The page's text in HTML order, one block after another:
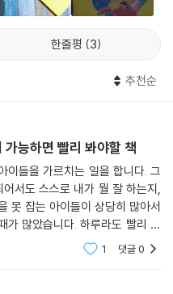
드 검사, 다중지능 검사, 가치
다양한 검사를 통해서 진로 목표
며 자신만의 특성을 이해하도록
갖게 해줍니다.
이음북』은 현재 진로·진학·학
학부모를 위한 강연과 저술, 컨
보배, 장광원, 진은혜 총 5명의
한줄평 3
추천순
능하면 빨리 봐야할 책
이들을 가르치는 일을 합니다. 그
서도 스스로 내가 뭘 잘 하는지,
못 잡는 아이들이 상당히 많아서
가 많았습니다. 하루라도 빨리 아
읽고 스스로 미래와 진로에 대해
1 댓글0